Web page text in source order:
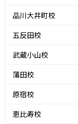
品川大井町校
五反田校
武蔵小山校
蒲田校
原宿校
恵比寿校